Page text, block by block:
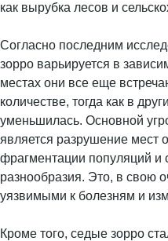
как вырубка лесов и
Согласно последним
зорро варьируется в
местах они все еще
количестве, тогда как в
уменьшилась. Основной
является разрушение мест
фрагментации популяций и
разнообразия. Это, в свою
уязвимыми к болезням и
Кроме того, седые зорро